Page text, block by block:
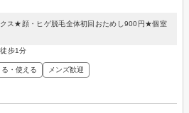
ス★顔・ヒゲ脱毛全体初回おためし900円★個室
歩1分
・使える メンズ歓迎